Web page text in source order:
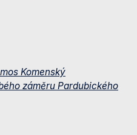
Komenský
záměru Pardubického